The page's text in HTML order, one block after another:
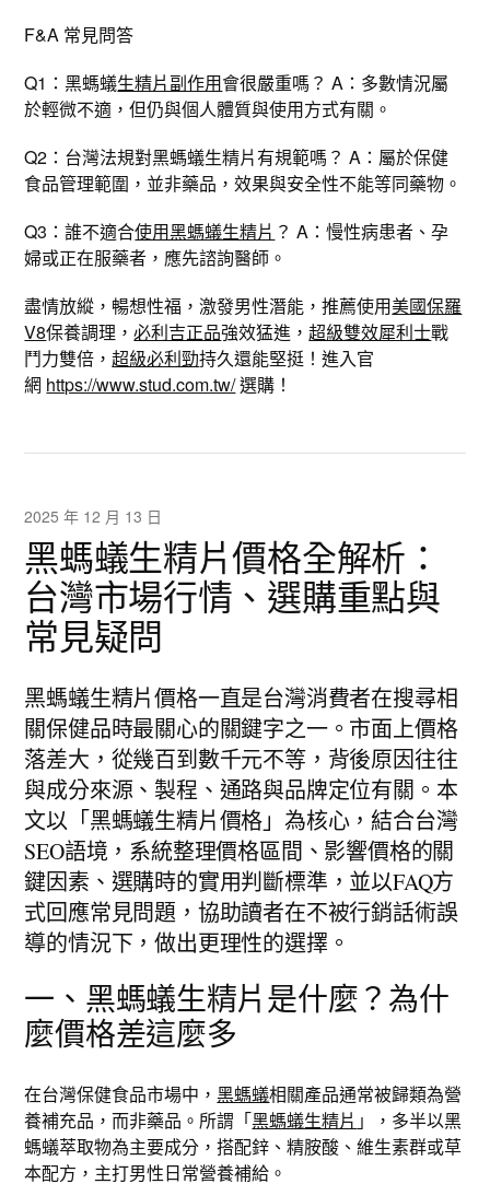
F&A 常見問答
Q1：黑螞蟻生精片副作用會很嚴重嗎？ A：多數情況屬
於輕微不適，但仍與個人體質與使用方式有關。
Q2：台灣法規對黑螞蟻生精片有規範嗎？ A：屬於保健
食品管理範圍，並非藥品，效果與安全性不能等同藥物。
Q3：誰不適合使用黑螞蟻生精片 ？ A：慢性病患者、孕
婦或正在服藥者，應先諮詢醫師。
盡情放縱，暢想性福，激發男性潛能，推薦使用美國保羅
V8保養調理，必利吉正品強效猛進，超級雙效犀利士戰
鬥力雙倍，超級必利勁持久還能堅挺！進入官
網 https://www.stud.com.tw/選購！
2025 年 12 月 13 日
黑螞蟻生精片價格全解析：
台灣市場行情、選購重點與
常見疑問
黑螞蟻生精片價格一直是台灣消費者在搜尋相
關保健品時最關心的關鍵字之一。市面上價格
落差大，從幾百到數千元不等，背後原因往往
與成分來源、製程、通路與品牌定位有關。本
文以「黑螞蟻生精片價格」為核心，結合台灣
SEO語境，系統整理價格區間、影響價格的關
鍵因素、選購時的實用判斷標準，並以FAQ方
式回應常見問題，協助讀者在不被行銷話術誤
導的情況下，做出更理性的選擇。
一、黑螞蟻生精片是什麼？為什
麼價格差這麼多
在台灣保健食品市場中，黑螞蟻相關產品通常被歸類為營
養補充品，而非藥品。所謂「黑螞蟻生精片 」，多半以黑
螞蟻萃取物為主要成分，搭配鋅、精胺酸、維生素群或草
本配方，主打男性日常營養補給。